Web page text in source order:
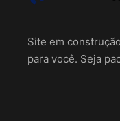
Site em
para você. Seja